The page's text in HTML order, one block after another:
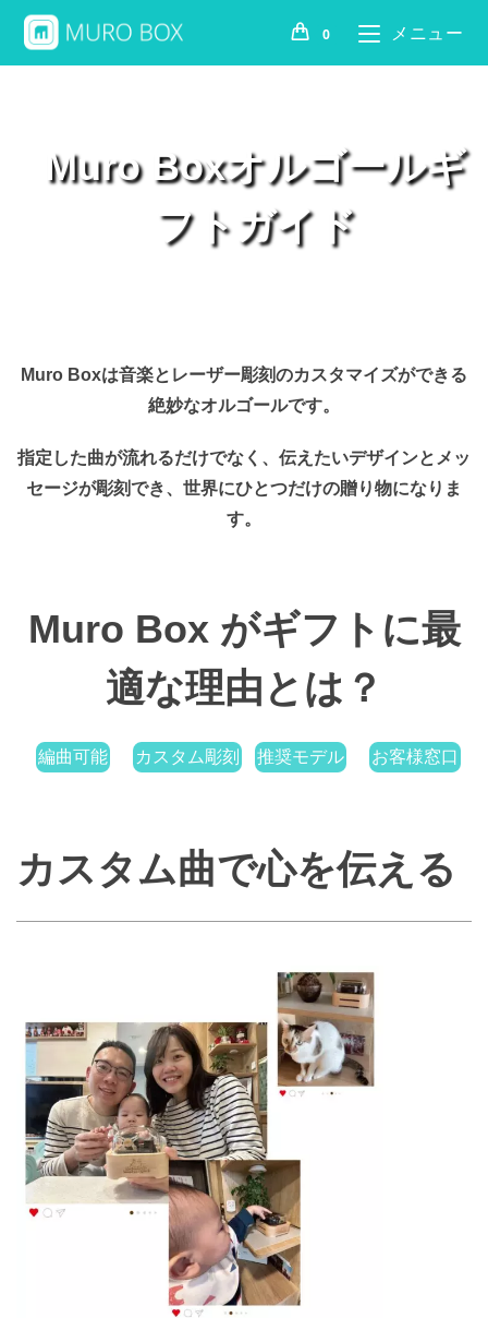
0 メニュー
Muro Boxオルゴールギ
フトガイド
Muro Boxは音楽とレーザー彫刻のカスタマイズができる
絶妙なオルゴールです。
指定した曲が流れるだけでなく、伝えたいデザインとメッ
セージが彫刻でき、世界にひとつだけの贈り物になりま
す。
Muro Box がギフトに最
適な理由とは？
編曲可能 カスタム彫刻 推奨モデル お客様窓口
カスタム曲で心を伝える